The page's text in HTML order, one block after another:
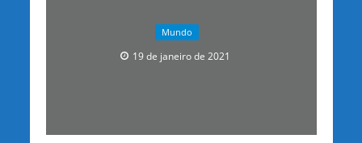
Mundo
19 de janeiro de 2021